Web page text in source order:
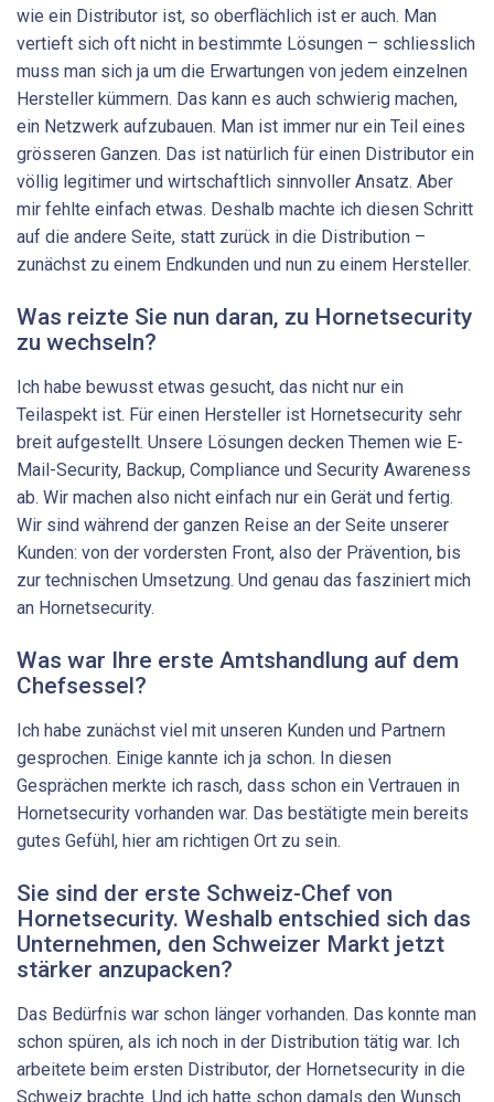
wie ein Distributor ist, so oberflächlich ist er auch. Man
vertieft sich oft nicht in bestimmte Lösungen – schliesslich
muss man sich ja um die Erwartungen von jedem einzelnen
Hersteller kümmern. Das kann es auch schwierig machen,
ein Netzwerk aufzubauen. Man ist immer nur ein Teil eines
grösseren Ganzen. Das ist natürlich für einen Distributor ein
völlig legitimer und wirtschaftlich sinnvoller Ansatz. Aber
mir fehlte einfach etwas. Deshalb machte ich diesen Schritt
auf die andere Seite, statt zurück in die Distribution –
zunächst zu einem Endkunden und nun zu einem Hersteller.
Was reizte Sie nun daran, zu Hornetsecurity
zu wechseln?
Ich habe bewusst etwas gesucht, das nicht nur ein
Teilaspekt ist. Für einen Hersteller ist Hornetsecurity sehr
breit aufgestellt. Unsere Lösungen decken Themen wie E-
Mail-Security, Backup, Compliance und Security Awareness
ab. Wir machen also nicht einfach nur ein Gerät und fertig.
Wir sind während der ganzen Reise an der Seite unserer
Kunden: von der vordersten Front, also der Prävention, bis
zur technischen Umsetzung. Und genau das fasziniert mich
an Hornetsecurity.
Was war Ihre erste Amtshandlung auf dem
Chefsessel?
Ich habe zunächst viel mit unseren Kunden und Partnern
gesprochen. Einige kannte ich ja schon. In diesen
Gesprächen merkte ich rasch, dass schon ein Vertrauen in
Hornetsecurity vorhanden war. Das bestätigte mein bereits
gutes Gefühl, hier am richtigen Ort zu sein.
Sie sind der erste Schweiz-Chef von
Hornetsecurity. Weshalb entschied sich das
Unternehmen, den Schweizer Markt jetzt
stärker anzupacken?
Das Bedürfnis war schon länger vorhanden. Das konnte man
schon spüren, als ich noch in der Distribution tätig war. Ich
arbeitete beim ersten Distributor, der Hornetsecurity in die
Schweiz brachte. Und ich hatte schon damals den Wunsch